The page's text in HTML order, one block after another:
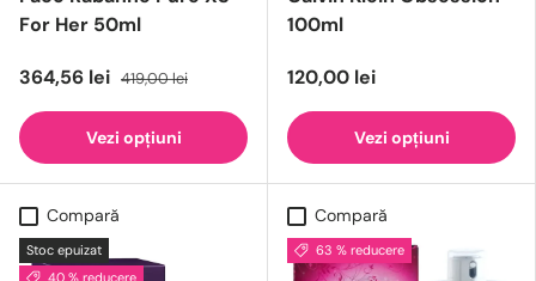
For Her 50ml
364,56 lei 419,00 lei
Vezi opțiuni
100ml
120,00 lei
Vezi opțiuni
Compară
Stoc epuizat
40 % reducere
Compară
63 % reducere